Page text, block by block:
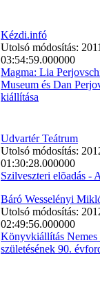
Kézdi.infó
Utolsó módosítás:
03:54:59.000000
Magma: Lia
Museum és Dan
kiállítása
Udvartér Teátrum
Utolsó módosítás:
01:30:28.000000
Szilveszteri elõadás -
Báró Wesselényi
Utolsó módosítás:
02:49:56.000000
Könyvkiállítás
születésének 90.